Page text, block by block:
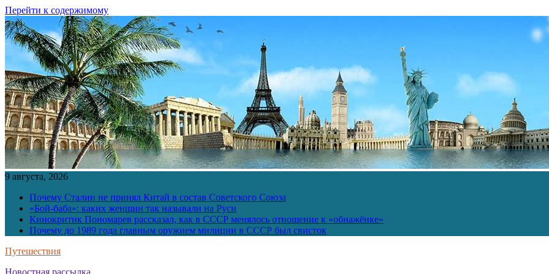
Перейти к содержимому
9 августа, 2026
Почему Сталин не принял Китай в состав Советского Союза
«Бой-баба»: каких женщин так называли на Руси
Кинокритик Пономарев рассказал, как в СССР менялось отношение к «обнажёнке»
Почему до 1989 года главным оружием милиции в СССР был свисток
Путешествия
Новостная рассылка